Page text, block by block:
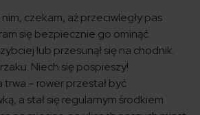
czekam, aż przeciwległy pas
się bezpiecznie go ominąć.
lub przesunął się na chodnik.
Niech się pospieszy!
trwa – rower przestał być
a stał się regularnym środkiem